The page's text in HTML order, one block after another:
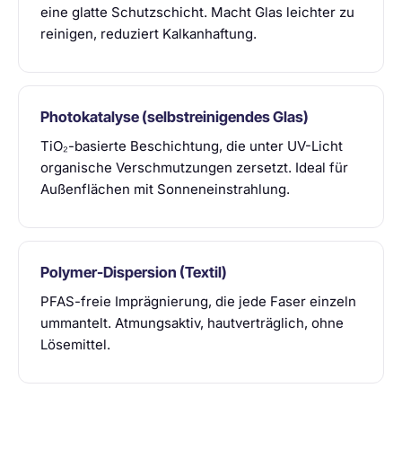
eine glatte Schutzschicht. Macht Glas leichter zu
reinigen, reduziert Kalkanhaftung.
Photokatalyse (selbstreinigendes Glas)
TiO₂-basierte Beschichtung, die unter UV-Licht
organische Verschmutzungen zersetzt. Ideal für
Außenflächen mit Sonneneinstrahlung.
Polymer-Dispersion (Textil)
PFAS-freie Imprägnierung, die jede Faser einzeln
ummantelt. Atmungsaktiv, hautverträglich, ohne
Lösemittel.